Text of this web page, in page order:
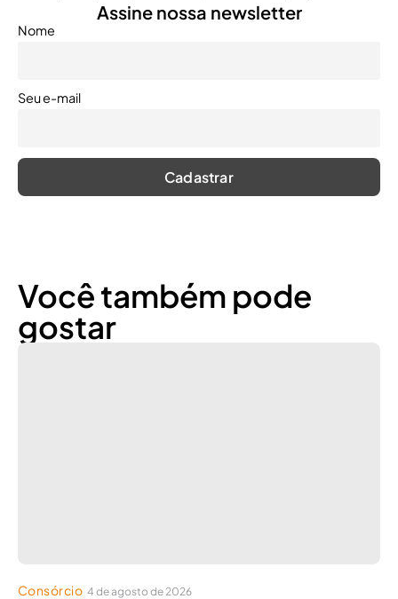
Assine nossa newsletter
Nome
Seu e-mail
Você também pode
gostar
Consórcio 4 de agosto de 2026